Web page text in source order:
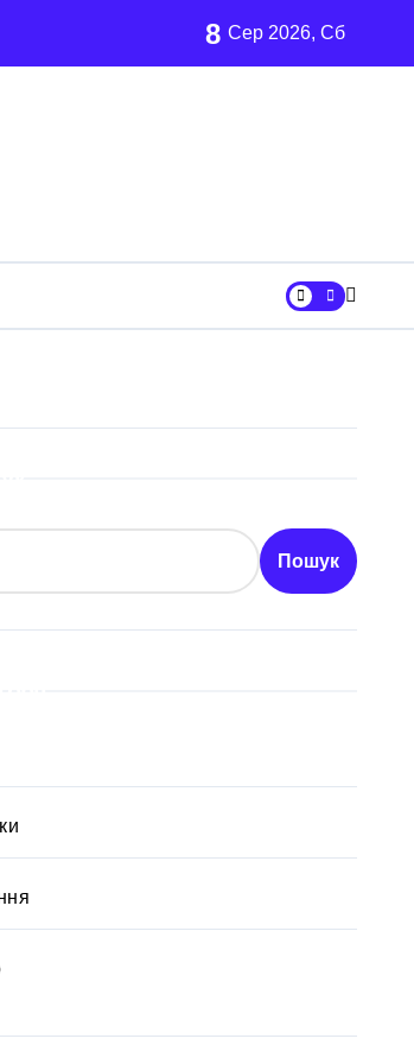
та інших областей
постраждалих
8 Сер 2026, Сб
Пошук